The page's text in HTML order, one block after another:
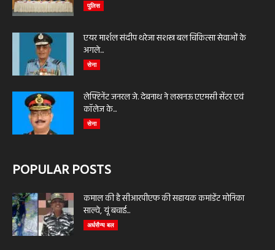
पुलिस
एयर मार्शल संदीप थरेजा सशस्त्र बल चिकित्सा सेवाओं के
अगले...
सेना
लेफ्टिनेंट जनरल जे. देबनाथ ने लखनऊ एएमसी सेंटर एवं
कॉलेज के...
सेना
POPULAR POSTS
कमाल की है सीआरपीएफ की सहायक कमांडेंट मोनिका
साल्वे, यूं बचाई...
अर्धसैन्य बल